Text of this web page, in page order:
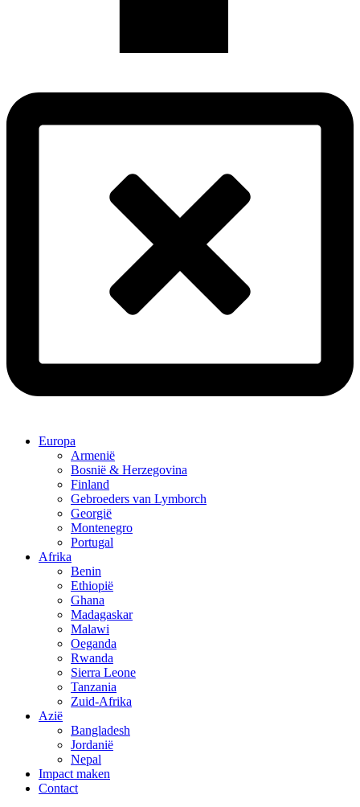
Europa
Armenië
Bosnië & Herzegovina
Finland
Gebroeders van Lymborch
Georgië
Montenegro
Portugal
Afrika
Benin
Ethiopië
Ghana
Madagaskar
Malawi
Oeganda
Rwanda
Sierra Leone
Tanzania
Zuid-Afrika
Azië
Bangladesh
Jordanië
Nepal
Impact maken
Contact